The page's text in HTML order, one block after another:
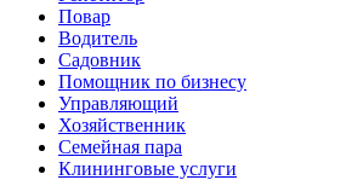
Повар
Водитель
Садовник
Помощник по бизнесу
Управляющий
Хозяйственник
Семейная пара
Клининговые услуги